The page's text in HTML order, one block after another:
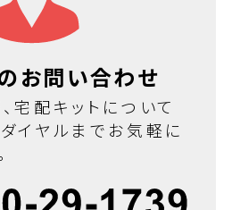
お問い合わせ
宅配キットについて
イヤルまでお気軽に